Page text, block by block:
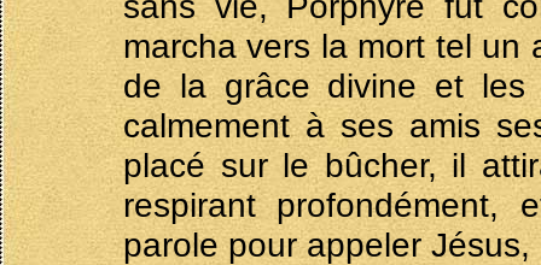
marcha vers la mort tel un
de la grâce divine et
calmement à ses amis
placé sur le bûcher, il
respirant profondément,
parole pour appeler